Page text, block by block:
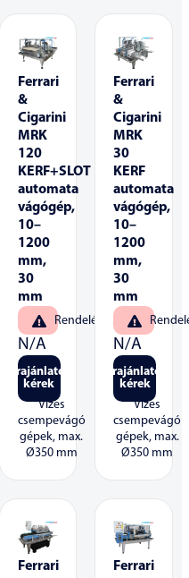
Ferrari
&
Cigarini
MRK
120
KERF+SLOT
automata
vágógép,
10–
1200
mm,
30
mm
Rendelésre
N/A
Árajánlatot
kérek
Vizes
csempevágó
gépek, max.
Ø350 mm
Ferrari
&
Cigarini
MRK
30
KERF
automata
vágógép,
10–
1200
mm,
30
mm
N/A
Árajánlatot
kérek
Vizes
csempevágó
gépek, max.
Ø350 mm
Ferrari
Ferrari